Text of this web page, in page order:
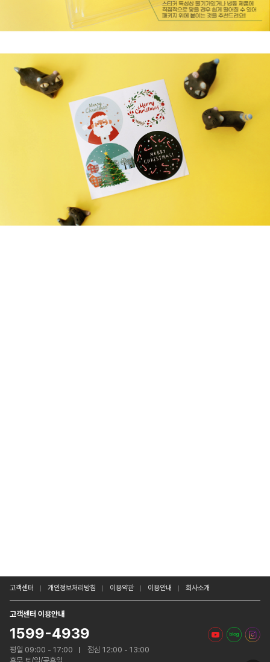
고객센터 개인정보처리방침 이용약관 이용안내 회사소개
고객센터 이용안내
1599-4939
평일 09:00 - 17:00
점심 12:00 - 13:00